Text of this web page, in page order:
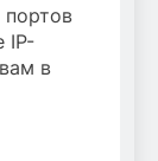
IP-
в